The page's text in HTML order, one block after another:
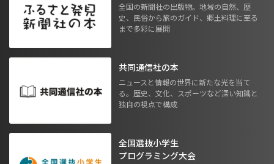
全国の新聞社の出版物。地域の自然、歴
史、民俗から旅のガイド、郷土料理に至る
まで多彩に展開
共同通信社の本
ニュースと情報の世界に新たな光を当て
る。歴史、文化、スポーツなど深い知識と
独自の視点で構成
全国選抜小学生
プログラミング大会